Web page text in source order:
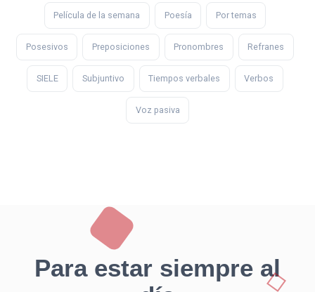
Película de la semana Poesía Por temas
Posesivos Preposiciones Pronombres Refranes
SIELE Subjuntivo Tiempos verbales Verbos
Voz pasiva
Para estar siempre al